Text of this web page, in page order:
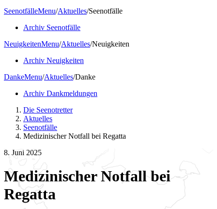
SeenotfälleMenu/Aktuelles/Seenotfälle
Archiv Seenotfälle
NeuigkeitenMenu/Aktuelles/Neuigkeiten
Archiv Neuigkeiten
DankeMenu/Aktuelles/Danke
Archiv Dankmeldungen
Die Seenotretter
Aktuelles
Seenotfälle
Medizinischer Notfall bei Regatta
8. Juni 2025
Medizinischer Notfall bei
Regatta